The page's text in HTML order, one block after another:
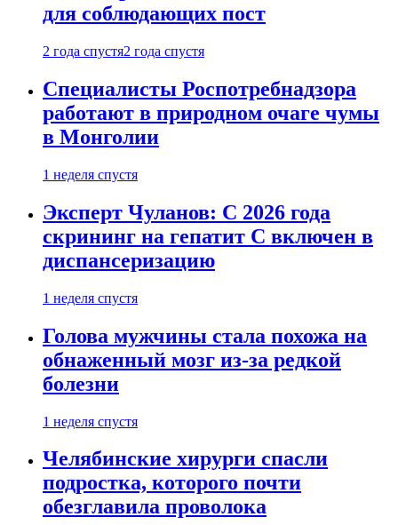
для соблюдающих пост
2 года спустя2 года спустя
Специалисты Роспотребнадзора
работают в природном очаге чумы
в Монголии
1 неделя спустя
Эксперт Чуланов: С 2026 года
скрининг на гепатит С включен в
диспансеризацию
1 неделя спустя
Голова мужчины стала похожа на
обнаженный мозг из-за редкой
болезни
1 неделя спустя
Челябинские хирурги спасли
подростка, которого почти
обезглавила проволока